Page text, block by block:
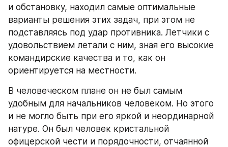
и обстановку, находил самые оптимальные
варианты решения этих задач, при этом не
подставляясь под удар противника. Летчики с
удовольствием летали с ним, зная его высокие
командирские качества и то, как он
ориентируется на местности.
В человеческом плане он не был самым
удобным для начальников человеком. Но этого
и не могло быть при его яркой и неординарной
натуре. Он был человек кристальной
офицерской чести и порядочности, отчаянной